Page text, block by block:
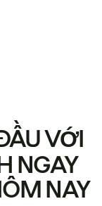
VỚI
NGAY
NAY